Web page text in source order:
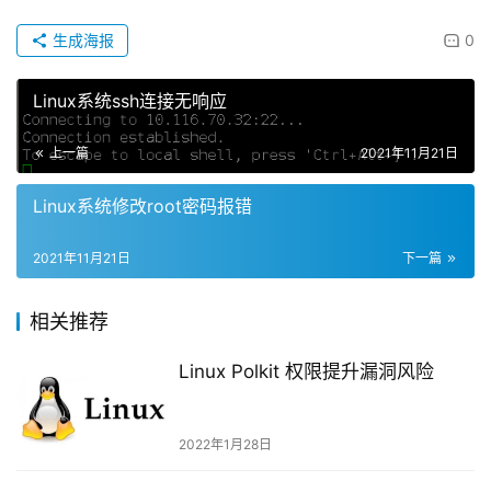
0
生成海报
Linux系统ssh连接无响应
上一篇 2021年11月21日
Linux系统修改root密码报错
下一篇
2021年11月21日
相关推荐
Linux Polkit 权限提升漏洞风险
2022年1月28日